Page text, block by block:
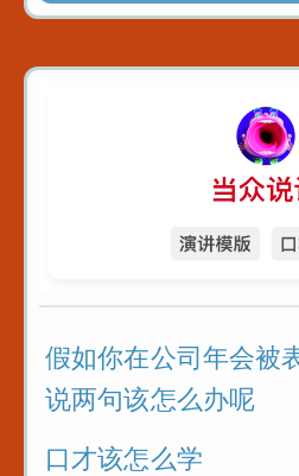
假如你在公司年会被
说两句该怎么办呢
口才该怎么学